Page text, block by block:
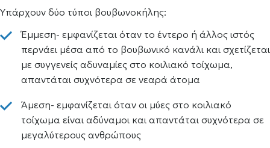
Υπάρχουν δύο τύποι βουβωνοκήλης:
Έμμεση- εμφανίζεται όταν το έντερο ή άλλος ιστός
περνάει μέσα από το βουβωνικό κανάλι και σχετίζεται
με συγγενείς αδυναμίες στο κοιλιακό τοίχωμα,
απαντάται συχνότερα σε νεαρά άτομα
Άμεση- εμφανίζεται όταν οι μύες στο κοιλιακό
τοίχωμα είναι αδύναμοι και απαντάται συχνότερα σε
μεγαλύτερους ανθρώπους